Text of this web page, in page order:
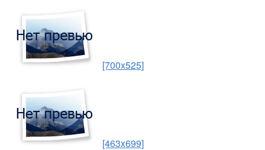
[700x525]
[463x699]